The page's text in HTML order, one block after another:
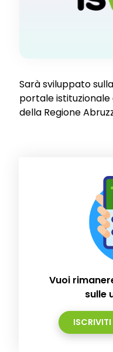
Sarà sviluppato
portale istituzionale
della Regione
Vuoi
sulle
ISCRIVITI